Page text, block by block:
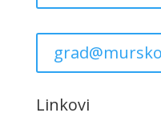
Linkovi